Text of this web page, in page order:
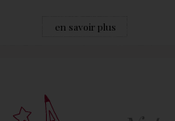
en savoir plus